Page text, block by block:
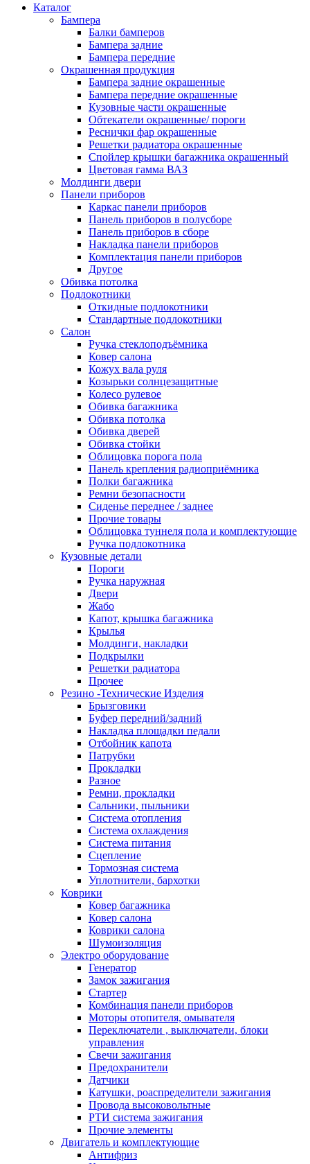
Каталог
Бампера
Балки бамперов
Бампера задние
Бампера передние
Окрашенная продукция
Бампера задние окрашенные
Бампера передние окрашенные
Кузовные части окрашенные
Обтекатели окрашенные/ пороги
Реснички фар окрашенные
Решетки радиатора окрашенные
Спойлер крышки багажника окрашенный
Цветовая гамма ВАЗ
Молдинги двери
Панели приборов
Каркас панели приборов
Панель приборов в полусборе
Панель приборов в сборе
Накладка панели приборов
Комплектация панели приборов
Другое
Обивка потолка
Подлокотники
Откидные подлокотники
Стандартные подлокотники
Салон
Ручка стеклоподъёмника
Ковер салона
Кожух вала руля
Козырьки солнцезащитные
Колесо рулевое
Обивка багажника
Обивка потолка
Обивка дверей
Обивка стойки
Облицовка порога пола
Панель крепления радиоприёмника
Полки багажника
Ремни безопасности
Сиденье переднее / заднее
Прочие товары
Облицовка туннеля пола и комплектующие
Ручка подлокотника
Кузовные детали
Пороги
Ручка наружная
Двери
Жабо
Капот, крышка багажника
Крылья
Молдинги, накладки
Подкрылки
Решетки радиатора
Прочее
Резино -Технические Изделия
Брызговики
Буфер передний/задний
Накладка площадки педали
Отбойник капота
Патрубки
Прокладки
Разное
Ремни, прокладки
Сальники, пыльники
Система отопления
Система охлаждения
Система питания
Сцепление
Тормозная система
Уплотнители, бархотки
Коврики
Ковер багажника
Ковер салона
Коврики салона
Шумоизоляция
Электро оборудование
Генератор
Замок зажигания
Стартер
Комбинация панели приборов
Моторы отопителя, омывателя
Переключатели , выключатели, блоки
управления
Свечи зажигания
Предохранители
Датчики
Катушки, роаспределители зажигания
Провода высоковольтные
РТИ система зажигания
Прочие элементы
Двигатель и комплектующие
Антифриз